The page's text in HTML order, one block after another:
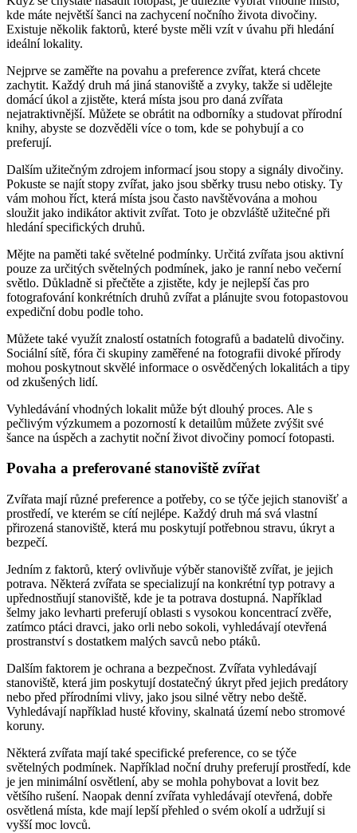
kde máte největší šanci na zachycení nočního života divočiny.
Existuje několik faktorů, které byste měli vzít v úvahu při hledání
ideální lokality.
Nejprve se zaměřte na povahu a preference zvířat, která chcete
zachytit. Každý druh má jiná stanoviště a zvyky, takže si udělejte
domácí úkol a zjistěte, která místa jsou pro daná zvířata
nejatraktivnější. Můžete se obrátit na odborníky a studovat přírodní
knihy, abyste se dozvěděli více o tom, kde se pohybují a co
preferují.
Dalším užitečným zdrojem informací jsou stopy a signály divočiny.
Pokuste se najít stopy zvířat, jako jsou sběrky trusu nebo otisky. Ty
vám mohou říct, která místa jsou často navštěvována a mohou
sloužit jako indikátor aktivit zvířat. Toto je obzvláště užitečné při
hledání specifických druhů.
Mějte na paměti také světelné podmínky. Určitá zvířata jsou aktivní
pouze za určitých světelných podmínek, jako je ranní nebo večerní
světlo. Důkladně si přečtěte a zjistěte, kdy je nejlepší čas pro
fotografování konkrétních druhů zvířat a plánujte svou fotopastovou
expediční dobu podle toho.
Můžete také využít znalostí ostatních fotografů a badatelů divočiny.
Sociální sítě, fóra či skupiny zaměřené na fotografii divoké přírody
mohou poskytnout skvělé informace o osvědčených lokalitách a tipy
od zkušených lidí.
Vyhledávání vhodných lokalit může být dlouhý proces. Ale s
pečlivým výzkumem a pozorností k detailům můžete zvýšit své
šance na úspěch a zachytit noční život divočiny pomocí fotopasti.
Povaha a preferované stanoviště zvířat
Zvířata mají různé preference a potřeby, co se týče jejich stanovišť a
prostředí, ve kterém se cítí nejlépe. Každý druh má svá vlastní
přirozená stanoviště, která mu poskytují potřebnou stravu, úkryt a
bezpečí.
Jedním z faktorů, který ovlivňuje výběr stanoviště zvířat, je jejich
potrava. Některá zvířata se specializují na konkrétní typ potravy a
upřednostňují stanoviště, kde je ta potrava dostupná. Například
šelmy jako levharti preferují oblasti s vysokou koncentrací zvěře,
zatímco ptáci dravci, jako orli nebo sokoli, vyhledávají otevřená
prostranství s dostatkem malých savců nebo ptáků.
Dalším faktorem je ochrana a bezpečnost. Zvířata vyhledávají
stanoviště, která jim poskytují dostatečný úkryt před jejich predátory
nebo před přírodními vlivy, jako jsou silné větry nebo deště.
Vyhledávají například husté křoviny, skalnatá území nebo stromové
koruny.
Některá zvířata mají také specifické preference, co se týče
světelných podmínek. Například noční druhy preferují prostředí, kde
je jen minimální osvětlení, aby se mohla pohybovat a lovit bez
většího rušení. Naopak denní zvířata vyhledávají otevřená, dobře
osvětlená místa, kde mají lepší přehled o svém okolí a udržují si
vyšší moc lovců.